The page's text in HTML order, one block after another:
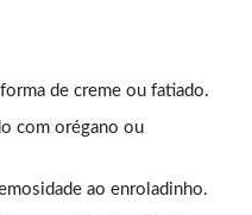
de creme ou fatiado.
com orégano ou
ao enroladinho.